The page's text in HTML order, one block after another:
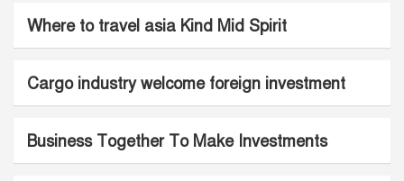
Where to travel asia Kind Mid Spirit
Cargo industry welcome foreign investment
Business Together To Make Investments